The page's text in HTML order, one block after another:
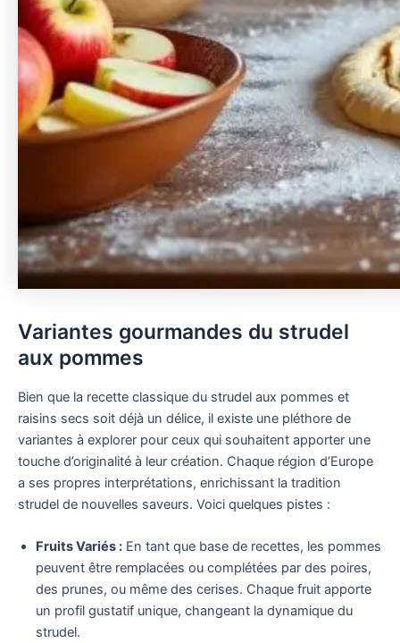
Variantes gourmandes du strudel
aux pommes
Bien que la recette classique du strudel aux pommes et
raisins secs soit déjà un délice, il existe une pléthore de
variantes à explorer pour ceux qui souhaitent apporter une
touche d’originalité à leur création. Chaque région d’Europe
a ses propres interprétations, enrichissant la tradition
strudel de nouvelles saveurs. Voici quelques pistes :
Fruits Variés : En tant que base de recettes, les pommes
peuvent être remplacées ou complétées par des poires,
des prunes, ou même des cerises. Chaque fruit apporte
un profil gustatif unique, changeant la dynamique du
strudel.